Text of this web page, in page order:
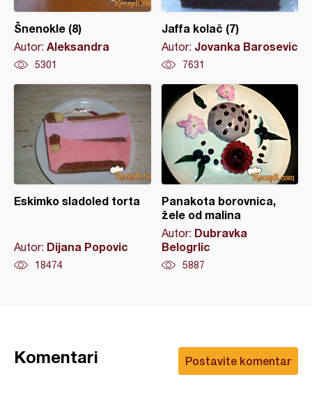
Šnenokle (8)
Autor: Aleksandra
5301
Jaffa kolač (7)
Autor: Jovanka Barosevic
7631
Eskimko sladoled torta
Autor: Dijana Popovic
18474
Panakota borovnica,
žele od malina
Autor: Dubravka
Belogrlic
5887
Postavite komentar
Komentari